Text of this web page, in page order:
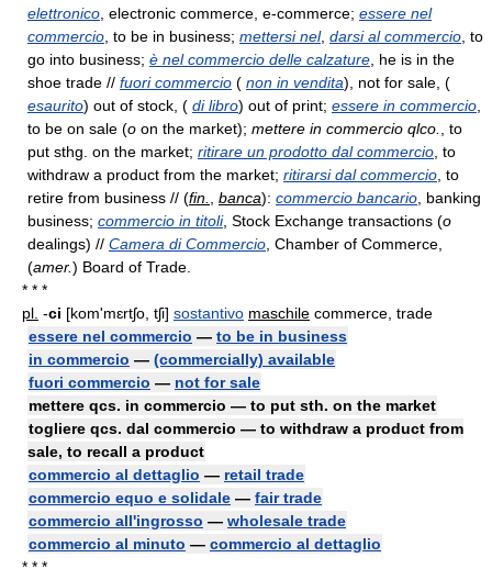
elettronico , electronic commerce, e-commerce; essere nel
commercio , to be in business; mettersi nel, darsi al commercio , to
go into business; è nel commercio delle calzature , he is in the
shoe trade // fuori commercio ( non in vendita), not for sale, (
esaurito) out of stock, ( di libro) out of print; essere in commercio
to be on sale (o on the market); mettere in commercio qlco.
, to
put sthg. on the market; ritirare un prodotto dal commercio , to
withdraw a product from the market; ritirarsi dal commercio , to
retire from business // (fin. banca): commercio bancario , banking
business; commercio in titoli, Stock Exchange transactions (o
dealings) // Camera di Commercio , Chamber of Commerce,
(amer.) Board of Trade.
* * *
pl. -ci [kom'mɛrtʃo, tʃi] sostantivo maschile commerce, trade
essere nel commercio — to be in business
in commercio — (commercially) available
fuori commercio — not for sale
mettere qcs. in commercio — to put sth. on the market
togliere qcs. dal commercio — to withdraw a product from
sale, to recall a product
commercio al dettaglio — retail trade
commercio equo e solidale — fair trade
commercio all'ingrosso — wholesale trade
commercio al minuto — commercio al dettaglio
* * *